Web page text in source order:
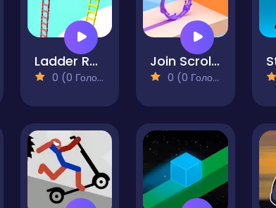
Ladder Race 3D
0 (0 Голосів)
Join Scroll Run
0 (0 Голосів)